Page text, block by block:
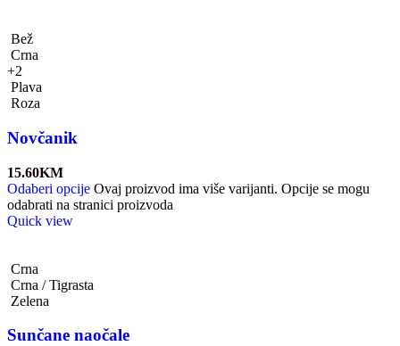
Bež
Crna
+2
Plava
Roza
Novčanik
15.60KM
Odaberi opcije Ovaj proizvod ima više varijanti. Opcije se mogu
odabrati na stranici proizvoda
Quick view
Crna
Crna / Tigrasta
Zelena
Sunčane naočale